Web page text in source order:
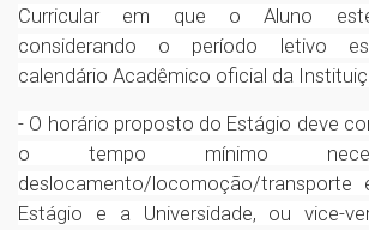
Curricular em que o Aluno
considerando o período letivo
calendário Acadêmico oficial da
- O horário proposto do Estágio deve
o tempo mínimo
deslocamento/locomoção/
Estágio e a Universidade, ou vice-